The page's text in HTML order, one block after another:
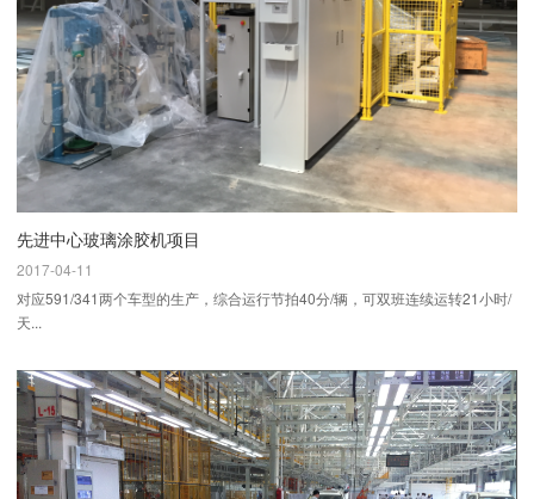
先进中心玻璃涂胶机项目
2017-04-11
对应591/341两个车型的生产，综合运行节拍40分/辆，可双班连续运转21小时/
天...